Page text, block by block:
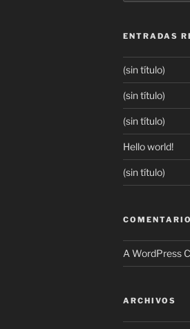
ENTRADAS
(sin título)
(sin título)
(sin título)
Hello world!
(sin título)
A WordPress
ARCHIVOS